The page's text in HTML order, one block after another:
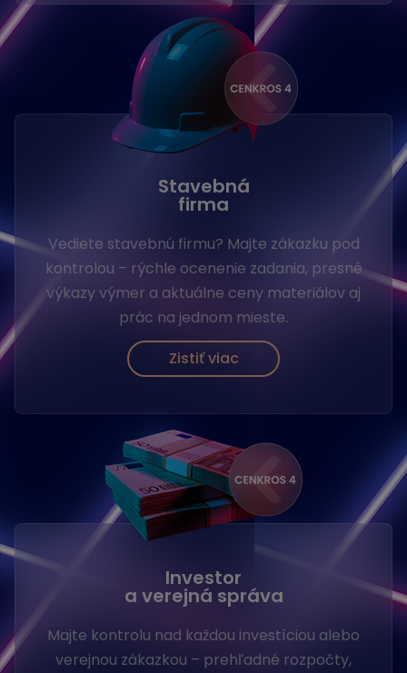
Stavebná
firma
Vediete stavebnú firmu? Majte zákazku pod
kontrolou – rýchle ocenenie zadania, presné
výkazy výmer a aktuálne ceny materiálov aj
prác na jednom mieste.
Zistiť viac
Investor
a verejná správa
Majte kontrolu nad každou investíciou alebo
verejnou zákazkou – prehľadné rozpočty,